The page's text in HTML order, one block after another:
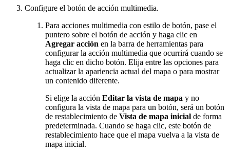
Configure el botón de acción multimedia.
Para acciones multimedia con estilo de botón, pase el
puntero sobre el botón de acción y haga clic en
Agregar acción en la barra de herramientas para
configurar la acción multimedia que ocurrirá cuando se
haga clic en dicho botón. Elija entre las opciones para
actualizar la apariencia actual del mapa o para mostrar
un contenido diferente.
Si elige la acción Editar la vista de mapa y no
configura la vista de mapa para un botón, será un botón
de restablecimiento de Vista de mapa inicial de forma
predeterminada. Cuando se haga clic, este botón de
restablecimiento hace que el mapa vuelva a la vista de
mapa inicial.